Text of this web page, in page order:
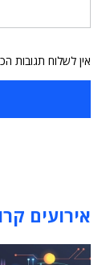
אין לשלוח תגובות
אירועים